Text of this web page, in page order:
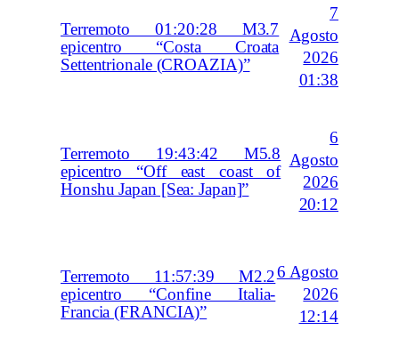
Terremoto 01:20:28 M3.7
epicentro “Costa Croata
Settentrionale (CROAZIA)”
7
Agosto
2026
01:38
Terremoto 19:43:42 M5.8
epicentro “Off east coast of
Honshu Japan [Sea: Japan]”
6
Agosto
2026
20:12
Terremoto 11:57:39 M2.2
epicentro “Confine Italia-
Francia (FRANCIA)”
6 Agosto
2026
12:14